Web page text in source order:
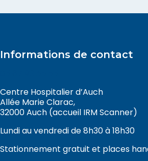
Informations de contact
Centre Hospitalier d’Auch
Allée Marie Clarac,
32000 Auch (accueil IRM Scanner)
Lundi au vendredi de 8h30 à 18h30
Stationnement gratuit et places